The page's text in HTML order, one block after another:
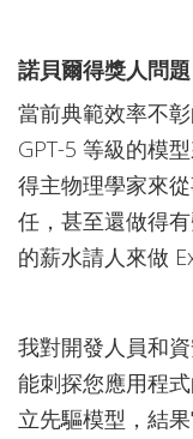
諾貝爾得獎人問題
當前典範效率不
GPT-5 等級的模
得主物理學家來
任，甚至還做得
的薪水請人來做
我對開發人員和
能刺探您應用程
立先驅模型，結